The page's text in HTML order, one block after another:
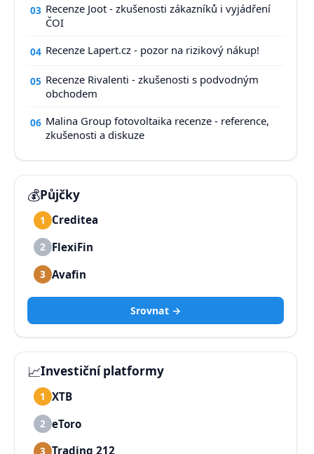
03 Recenze Joot - zkušenosti zákazníků i vyjádření
ČOI
04 Recenze Lapert.cz - pozor na rizikový nákup!
05 Recenze Rivalenti - zkušenosti s podvodným
obchodem
06 Malina Group fotovoltaika recenze - reference,
zkušenosti a diskuze
💰Půjčky
1 Creditea
2 FlexiFin
3 Avafin
Srovnat →
📈Investiční platformy
1 XTB
2 eToro
3 Trading 212